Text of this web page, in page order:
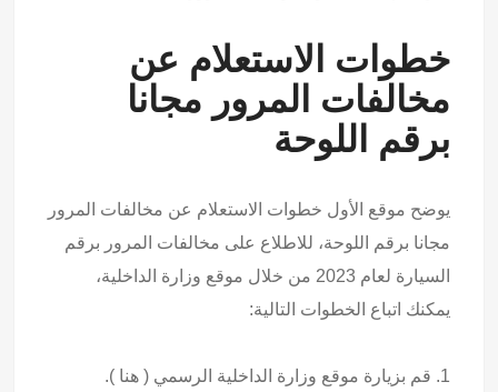
خطوات الاستعلام عن
مخالفات المرور مجانا
برقم اللوحة
يوضح موقع الأول خطوات الاستعلام عن مخالفات المرور
مجانا برقم اللوحة، للاطلاع على مخالفات المرور برقم
السيارة لعام 2023 من خلال موقع وزارة الداخلية،
يمكنك اتباع الخطوات التالية:
1. قم بزيارة موقع وزارة الداخلية الرسمي ( هنا ).